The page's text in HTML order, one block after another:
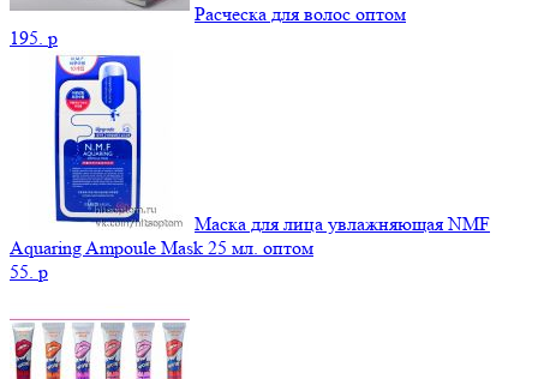
Расческа для волос оптом
195. p
Маска для лица увлажняющая NMF
Aquaring Ampoule Mask 25 мл. оптом
55. p